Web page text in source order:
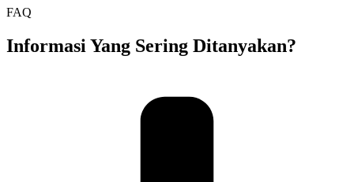
FAQ
Informasi Yang Sering Ditanyakan?